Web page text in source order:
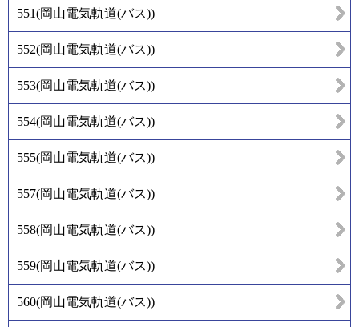
551(岡山電気軌道(バス))
552(岡山電気軌道(バス))
553(岡山電気軌道(バス))
554(岡山電気軌道(バス))
555(岡山電気軌道(バス))
557(岡山電気軌道(バス))
558(岡山電気軌道(バス))
559(岡山電気軌道(バス))
560(岡山電気軌道(バス))